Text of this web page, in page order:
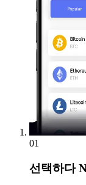
01
선택하다